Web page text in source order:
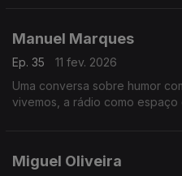
Manuel Marques
Ep. 35
11 fev. 2026
Uma conversa sobre humor
vivemos, a rádio como
Miguel Oliveira